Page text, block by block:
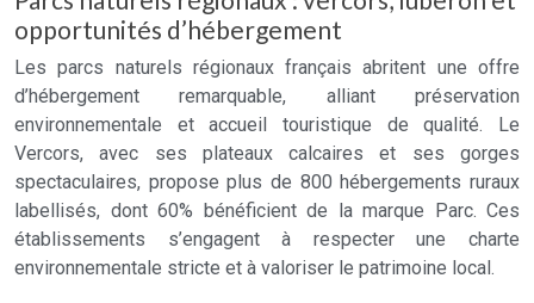
opportunités d’hébergement
Les parcs naturels régionaux français abritent une offre
d’hébergement remarquable, alliant préservation
environnementale et accueil touristique de qualité. Le
Vercors, avec ses plateaux calcaires et ses gorges
spectaculaires, propose plus de 800 hébergements ruraux
labellisés, dont 60% bénéficient de la marque Parc. Ces
établissements s’engagent à respecter une charte
environnementale stricte et à valoriser le patrimoine local.